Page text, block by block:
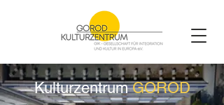
KulturzentrumGOROD